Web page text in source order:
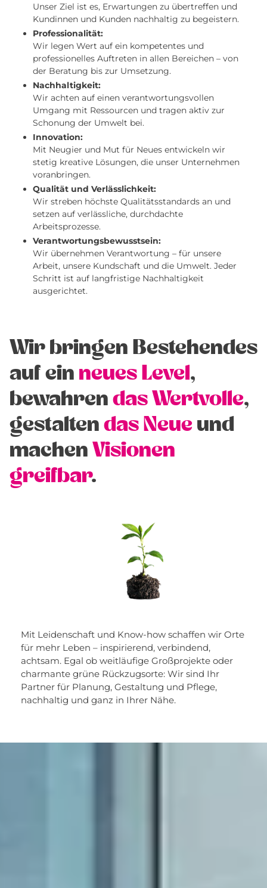
Unser Ziel ist es, Erwartungen zu übertreffen und
Kundinnen und Kunden nachhaltig zu begeistern.
Professionalität:
Wir legen Wert auf ein kompetentes und
professionelles Auftreten in allen Bereichen – von
der Beratung bis zur Umsetzung.
Nachhaltigkeit:
Wir achten auf einen verantwortungsvollen
Umgang mit Ressourcen und tragen aktiv zur
Schonung der Umwelt bei.
Innovation:
Mit Neugier und Mut für Neues entwickeln wir
stetig kreative Lösungen, die unser Unternehmen
voranbringen.
Qualität und Verlässlichkeit:
Wir streben höchste Qualitätsstandards an und
setzen auf verlässliche, durchdachte
Arbeitsprozesse.
Verantwortungsbewusstsein:
Wir übernehmen Verantwortung – für unsere
Arbeit, unsere Kundschaft und die Umwelt. Jeder
Schritt ist auf langfristige Nachhaltigkeit
ausgerichtet.
Wir bringen Bestehendes
auf ein neues Level,
bewahren das Wertvolle,
gestalten das Neue und
machen Visionen
greifbar.
Mit Leidenschaft und Know-how schaffen wir Orte
für mehr Leben – inspirierend, verbindend,
achtsam. Egal ob weitläufige Großprojekte oder
charmante grüne Rückzugsorte: Wir sind Ihr
Partner für Planung, Gestaltung und Pflege,
nachhaltig und ganz in Ihrer Nähe.